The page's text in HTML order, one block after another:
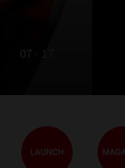
07